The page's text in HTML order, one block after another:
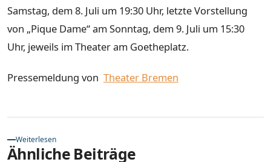
Samstag, dem 8. Juli um 19:30 Uhr, letzte Vorstellung
von „Pique Dame“ am Sonntag, dem 9. Juli um 15:30
Uhr, jeweils im Theater am Goetheplatz.
Pressemeldung von Theater Bremen
Weiterlesen
Ähnliche Beiträge